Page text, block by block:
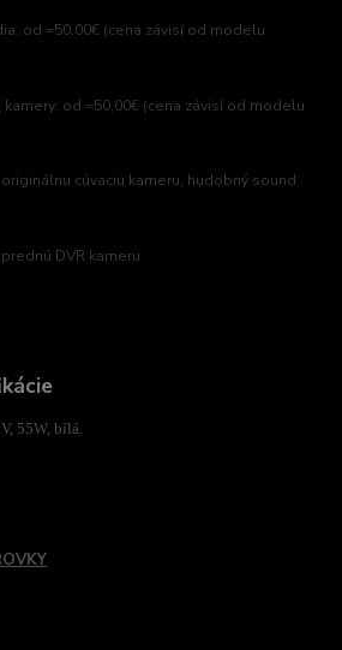
od =50,00€ (cena závisí od modelu
kamery: od =50,00€ (cena závisí od modelu
cúvaciu kameru, hudobný sound
DVR kameru
55W, bílá.